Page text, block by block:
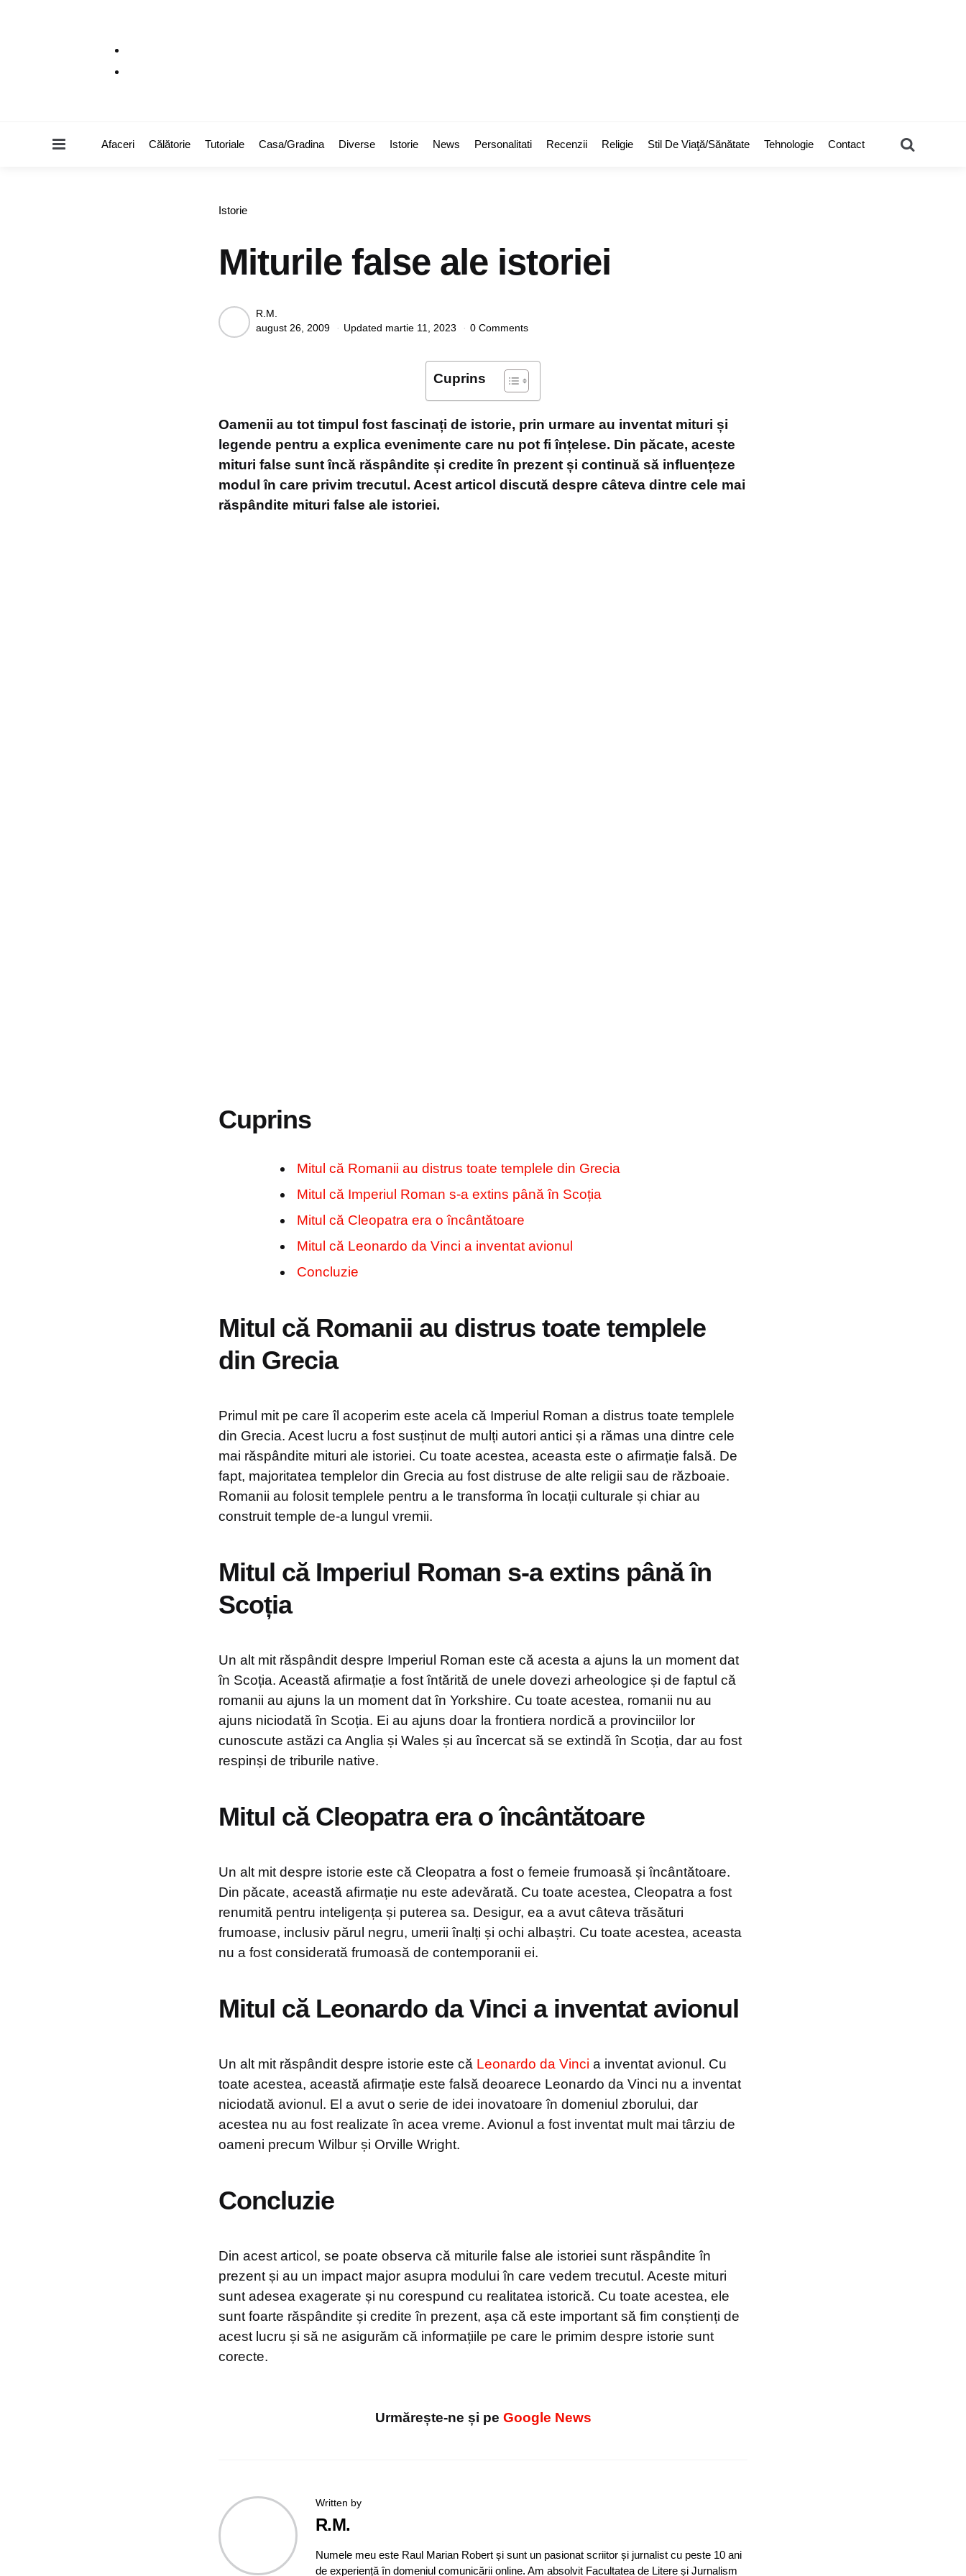
Afaceri Călătorie Tutoriale Casa/Gradina Diverse Istorie News Personalitati Recenzii Religie Stil De Viaţă/Sănătate Tehnologie Contact
Categories
Istorie
Miturile false ale istoriei
Posted
by
R.M.
august 26, 2009
Updated martie 11, 2023 0 Comments
Cuprins
Oamenii au tot timpul fost fascinați de istorie, prin urmare au inventat mituri și
legende pentru a explica evenimente care nu pot fi înțelese. Din păcate, aceste
mituri false sunt încă răspândite și credite în prezent și continuă să influențeze
modul în care privim trecutul. Acest articol discută despre câteva dintre cele mai
răspândite mituri false ale istoriei.
Cuprins
Mitul că Romanii au distrus toate templele din Grecia
Mitul că Imperiul Roman s-a extins până în Scoția
Mitul că Cleopatra era o încântătoare
Mitul că Leonardo da Vinci a inventat avionul
Concluzie
Mitul că Romanii au distrus toate templele
din Grecia
Primul mit pe care îl acoperim este acela că Imperiul Roman a distrus toate templele
din Grecia. Acest lucru a fost susținut de mulți autori antici și a rămas una dintre cele
mai răspândite mituri ale istoriei. Cu toate acestea, aceasta este o afirmație falsă. De
fapt, majoritatea templelor din Grecia au fost distruse de alte religii sau de războaie.
Romanii au folosit templele pentru a le transforma în locații culturale și chiar au
construit temple de-a lungul vremii.
Mitul că Imperiul Roman s-a extins până în
Scoția
Un alt mit răspândit despre Imperiul Roman este că acesta a ajuns la un moment dat
în Scoția. Această afirmație a fost întărită de unele dovezi arheologice și de faptul că
romanii au ajuns la un moment dat în Yorkshire. Cu toate acestea, romanii nu au
ajuns niciodată în Scoția. Ei au ajuns doar la frontiera nordică a provinciilor lor
cunoscute astăzi ca Anglia și Wales și au încercat să se extindă în Scoția, dar au fost
respinși de triburile native.
Mitul că Cleopatra era o încântătoare
Un alt mit despre istorie este că Cleopatra a fost o femeie frumoasă și încântătoare.
Din păcate, această afirmație nu este adevărată. Cu toate acestea, Cleopatra a fost
renumită pentru inteligența și puterea sa. Desigur, ea a avut câteva trăsături
frumoase, inclusiv părul negru, umerii înalți și ochi albaștri. Cu toate acestea, aceasta
nu a fost considerată frumoasă de contemporanii ei.
Mitul că Leonardo da Vinci a inventat avionul
Un alt mit răspândit despre istorie este că Leonardo da Vinci a inventat avionul. Cu
toate acestea, această afirmație este falsă deoarece Leonardo da Vinci nu a inventat
niciodată avionul. El a avut o serie de idei inovatoare în domeniul zborului, dar
acestea nu au fost realizate în acea vreme. Avionul a fost inventat mult mai târziu de
oameni precum Wilbur și Orville Wright.
Concluzie
Din acest articol, se poate observa că miturile false ale istoriei sunt răspândite în
prezent și au un impact major asupra modului în care vedem trecutul. Aceste mituri
sunt adesea exagerate și nu corespund cu realitatea istorică. Cu toate acestea, ele
sunt foarte răspândite și credite în prezent, așa că este important să fim conștienți de
acest lucru și să ne asigurăm că informațiile pe care le primim despre istorie sunt
corecte.
Urmărește-ne și pe Google News
Written by
R.M.
Numele meu este Raul Marian Robert și sunt un pasionat scriitor și jurnalist cu peste 10 ani
de experiență în domeniul comunicării online. Am absolvit Facultatea de Litere și Jurnalism